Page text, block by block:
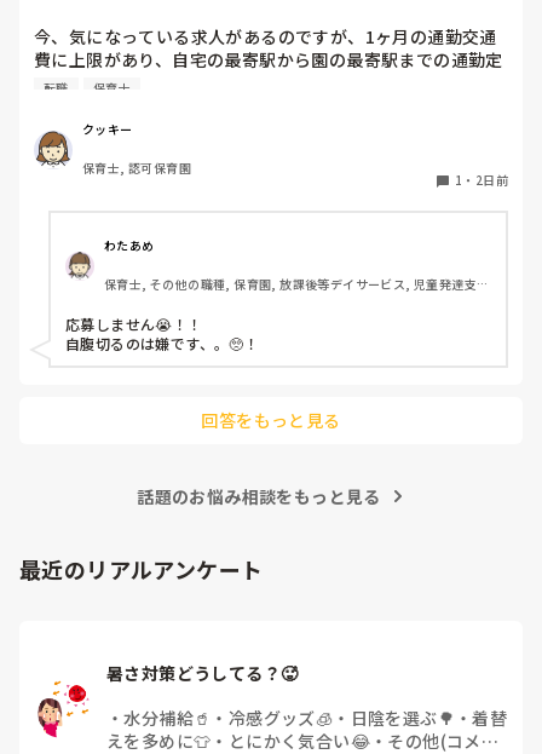
今、気になっている求人があるのですが、1ヶ月の通勤交通
費に上限があり、自宅の最寄駅から園の最寄駅までの通勤定
期代が5,000円ほどオーバーします
私としてはなかなか大きい金額なので、この時点で応募を迷
っているのですが、皆さんならどうしますか？
転職 保育士
クッキー
保育士, 認可保育園
1 ・ 2日前
わたあめ
保育士, その他の職種, 保育園, 放課後等デイサービス, 児童発達支援
応募しません😭！！
自腹切るのは嫌です、。🥺！
回答をもっと見る
話題のお悩み相談をもっと見る
最近のリアルアンケート
暑さ対策どうしてる？🥵
・水分補給🥤 ・ 冷感グッズ🧊 ・ 日陰を選ぶ🌳 ・着替
えを多めに👕 ・ とにかく気合い😂・ その他(コメン